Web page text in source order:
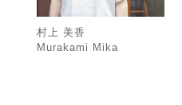
村上 美香
Murakami Mika